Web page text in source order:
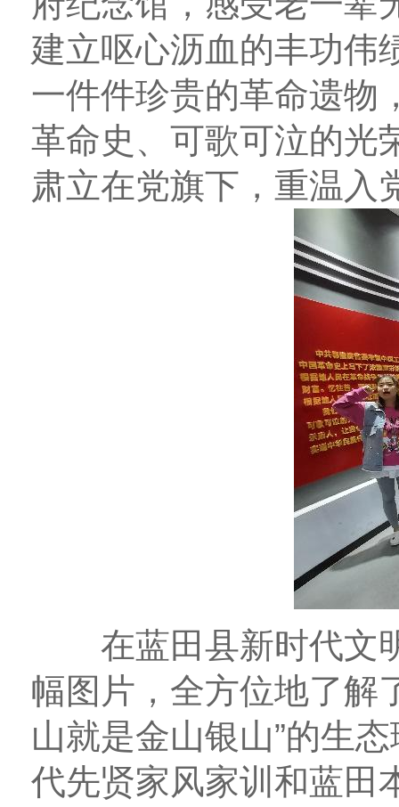
建立呕心沥血的丰功伟
一件件珍贵的革命遗物
革命史、可歌可泣的光
肃立在党旗下，重温入
在蓝田县新时代文明
幅图片，全方位地了解
山就是金山银山”的生
代先贤家风家训和蓝田